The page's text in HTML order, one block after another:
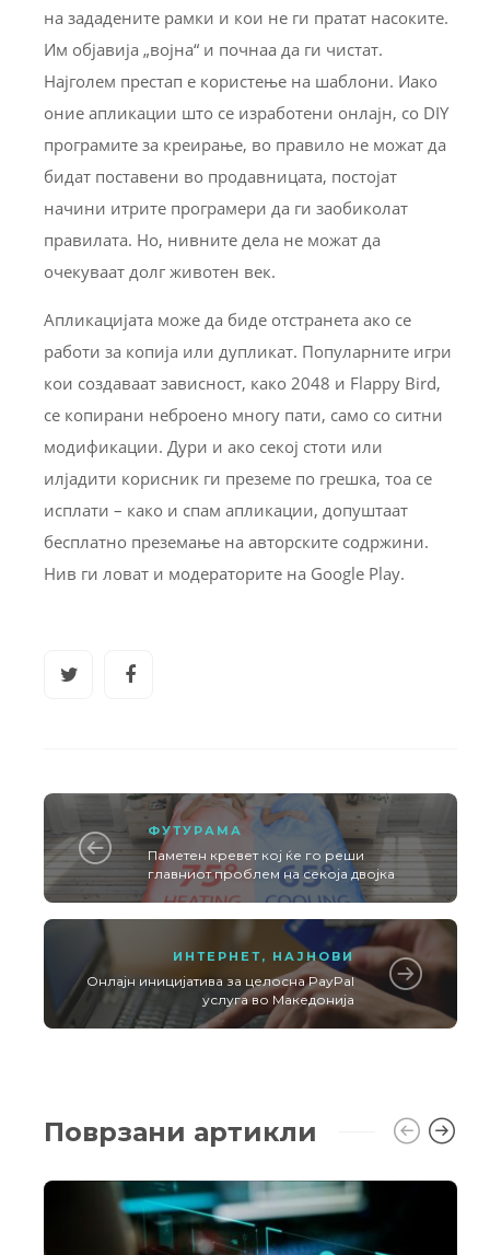
на зададените рамки и кои не ги пратат насоките.
Им објавија „војна“ и почнаа да ги чистат.
Најголем престап е користење на шаблони. Иако
оние апликации што се изработени онлајн, со DIY
програмите за креирање, во правило не можат да
бидат поставени во продавницата, постојат
начини итрите програмери да ги заобиколат
правилата. Но, нивните дела не можат да
очекуваат долг животен век.
Апликацијата може да биде отстранета ако се
работи за копија или дупликат. Популарните игри
кои создаваат зависност, како 2048 и Flappy Bird,
се копирани неброено многу пати, само со ситни
модификации. Дури и ако секој стоти или
илјадити корисник ги преземе по грешка, тоа се
исплати – како и спам апликации, допуштаат
бесплатно преземање на авторските содржини.
Нив ги ловат и модераторите на Google Play.
ФУТУРАМА
Паметен кревет кој ќе го реши
главниот проблем на секоја двојка
ИНТЕРНЕТ, НАЈНОВИ
Онлајн иницијатива за целосна PayPal
услуга во Македонија
Поврзани артикли